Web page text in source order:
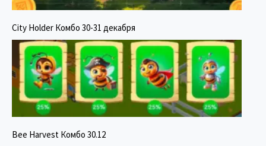
City Holder Комбо 30-31 декабря
Bee Harvest Комбо 30.12